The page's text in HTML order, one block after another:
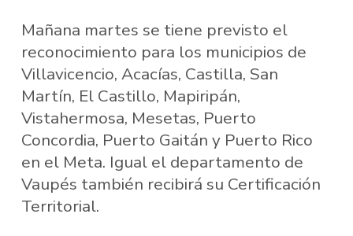
Mañana martes se tiene previsto el
reconocimiento para los municipios de
Villavicencio, Acacías, Castilla, San
Martín, El Castillo, Mapiripán,
Vistahermosa, Mesetas, Puerto
Concordia, Puerto Gaitán y Puerto Rico
en el Meta. Igual el departamento de
Vaupés también recibirá su Certificación
Territorial.